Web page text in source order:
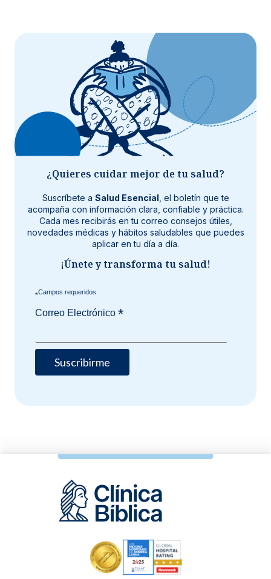
¿Quieres cuidar mejor de tu salud?
Suscríbete a Salud Esencial , el boletín que te
acompaña con información clara, confiable y práctica.
Cada mes recibirás en tu correo consejos útiles,
novedades médicas y hábitos saludables que puedes
aplicar en tu día a día.
¡Únete y transforma tu salud!
*
Correo Electrónico*